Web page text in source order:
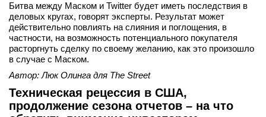
Битва между Маском и Twitter будет иметь последствия в
деловых кругах, говорят эксперты. Результат может
действительно повлиять на слияния и поглощения, в
частности, на возможность потенциального покупателя
расторгнуть сделку по своему желанию, как это произошло
в случае с Маском.
Автор: Люк Олинга для The Street
Техническая рецессия в США,
продолжение сезона отчетов – на что